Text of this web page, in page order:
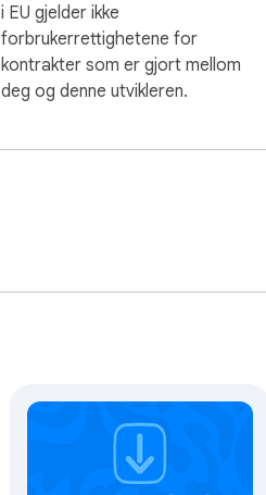
i EU gjelder ikke
forbrukerrettighetene for
kontrakter som er gjort mellom
deg og denne utvikleren.